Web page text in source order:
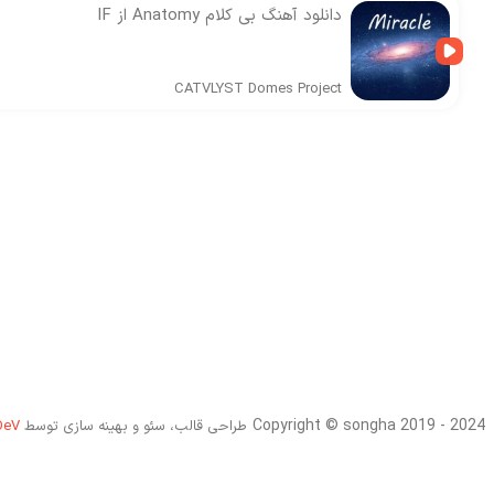
دانلود آهنگ بی کلام Anatomy از IF
CATVLYST Domes Project
Copyright © songha 2019 - 2024 طراحی قالب، سئو و بهینه سازی توسط